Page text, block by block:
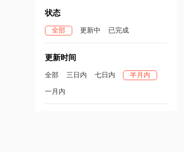
状态
全部 更新中 已完成
更新时间
全部 三日内 七日内 半月内
一月内